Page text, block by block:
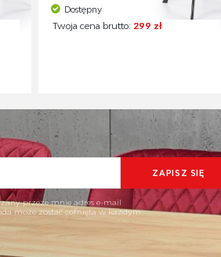
Dostępny
Twoja cena brutto: 299 zł
przeze mnie adres e-mail
może zostać cofnięta w każdym